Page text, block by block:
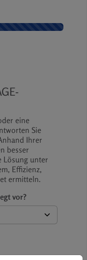
eine
Sie
Ihrer
besser
Lösung unter
Effizienz,
ermitteln.
vor?